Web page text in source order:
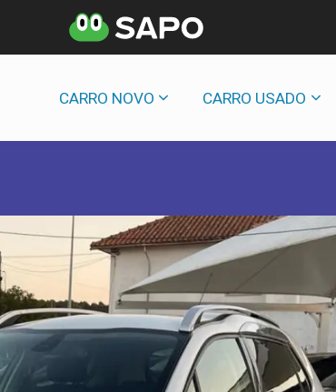
CARRO NOVO CARRO USADO